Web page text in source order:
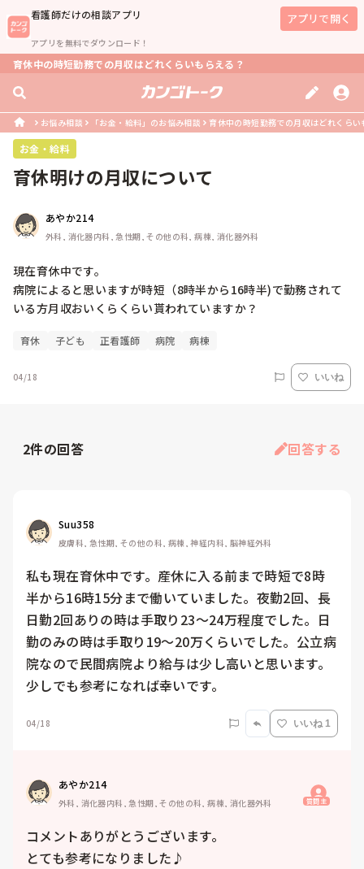
看護師だけの相談アプリ
アプリを無料でダウンロード！
アプリで開く
育休中の時短勤務での月収はどれくらいもらえる？
お悩み相談 「お金・給料」のお悩み相談 育休中の時短勤務での月収はどれくらい
お金・給料
育休明けの月収について
あやか214
外科, 消化器内科, 急性期, その他の科, 病棟, 消化器外科
現在育休中です。
病院によると思いますが時短（8時半から16時半)で勤務されて
いる方月収おいくらくらい貰われていますか？
育休 子ども 正看護師 病院 病棟
04/18 いいね
2件の回答 回答する
Suu358
皮膚科, 急性期, その他の科, 病棟, 神経内科, 脳神経外科
私も現在育休中です。産休に入る前まで時短で8時
半から16時15分まで働いていました。夜勤2回、長
日勤2回ありの時は手取り23〜24万程度でした。日
勤のみの時は手取り19〜20万くらいでした。公立病
院なので民間病院より給与は少し高いと思います。
少しでも参考になれば幸いです。
04/18 いいね 1
あやか214
外科, 消化器内科, 急性期, その他の科, 病棟, 消化器外科 質問主
コメントありがとうございます。
とても参考になりました♪